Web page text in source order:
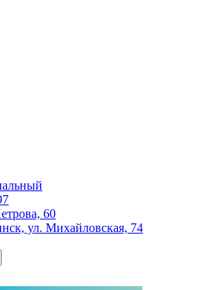
60
ул. Михайловская, 74